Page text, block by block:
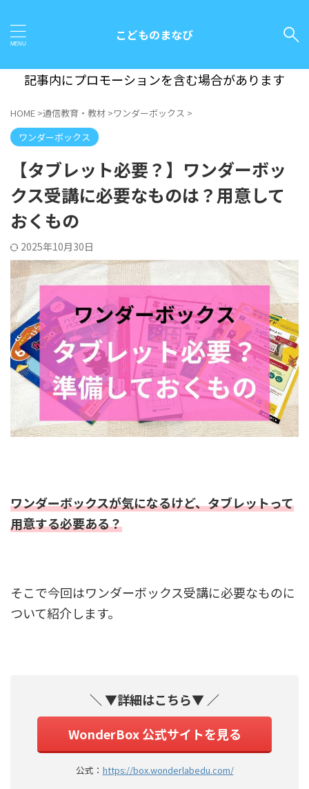
こどものまなび
記事内にプロモーションを含む場合があります
HOME >通信教育・教材 >ワンダーボックス >
ワンダーボックス
【タブレット必要？】ワンダーボッ
クス受講に必要なものは？用意して
おくもの
2025年10月30日
ワンダーボックスが気になるけど、タブレットって
用意する必要ある？
そこで今回はワンダーボックス受講に必要なものに
ついて紹介します。
＼ ▼詳細はこちら▼ ／
WonderBox 公式サイトを見る
公式： https://box.wonderlabedu.com/